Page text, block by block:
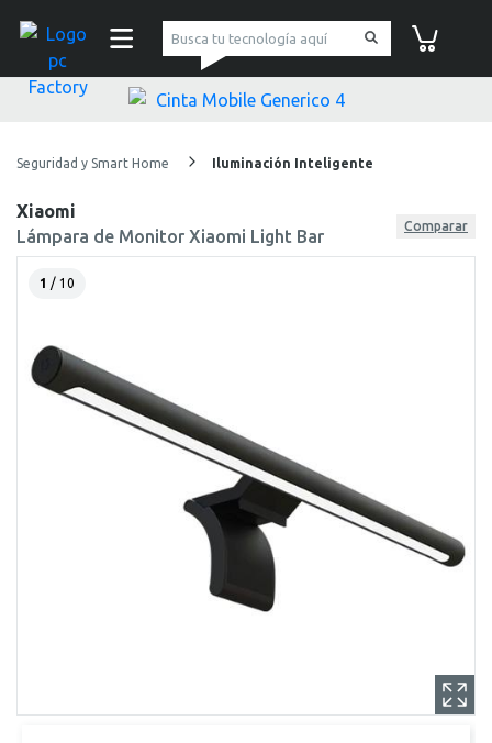
pc Factory
Seguridad y Smart Home Iluminación Inteligente
Xiaomi
Lámpara de Monitor Xiaomi Light Bar
Comparar
1 / 10